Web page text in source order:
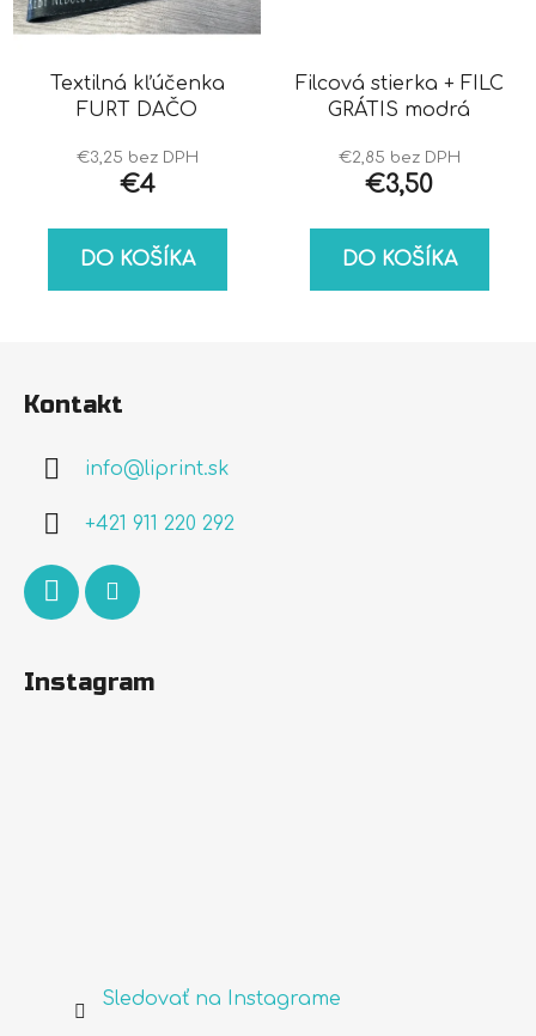
Textilná kľúčenka
FURT DAČO
€3,25 bez DPH
€4
DO KOŠÍKA
Filcová stierka + FILC
GRÁTIS modrá
€2,85 bez DPH
€3,50
DO KOŠÍKA
Kontakt
info@liprint.sk
+421 911 220 292
Instagram
Sledovať na Instagrame